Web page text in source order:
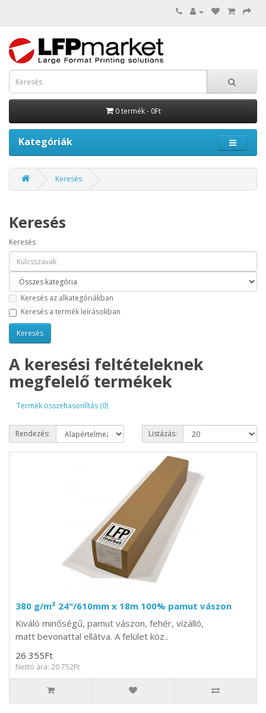
0 termék - 0Ft
Kategóriák
Keresés
Keresés
Keresés
Keresés az alkategóriákban
Keresés a termék leírásokban
A keresési feltételeknek
megfelelő termékek
Termék összehasonlítás (0)
Rendezés: Listázás:
380 g/m² 24"/610mm x 18m 100% pamut vászon
Kiváló minőségű, pamut vászon, fehér, vízálló,
matt bevonattal ellátva. A felület köz..
26 355Ft
Nettó ára: 20 752Ft